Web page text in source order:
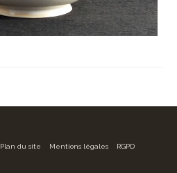
Plan du site Mentions légales RGPD